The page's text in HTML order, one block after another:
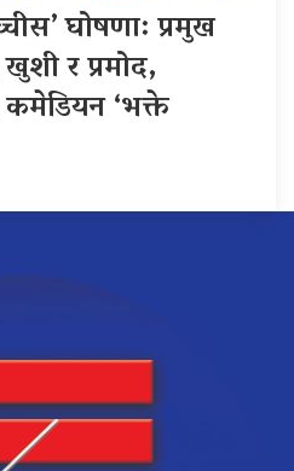
घोषणा: प्रमुख
र प्रमोद,
कमेडियन ‘भक्ते